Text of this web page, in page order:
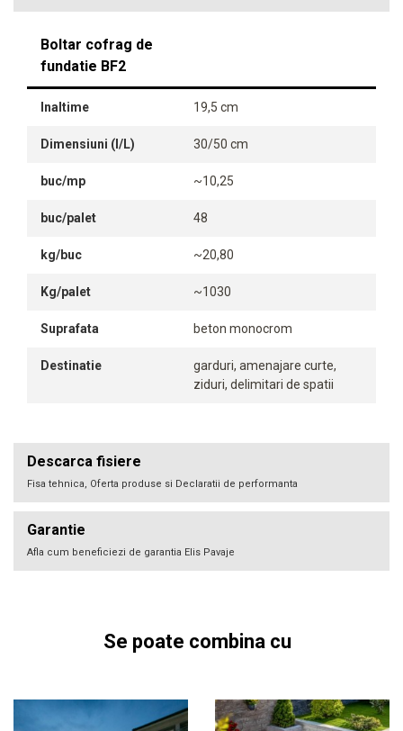
Boltar cofrag de
fundatie BF2
Inaltime 19,5 cm
Dimensiuni (l/L) 30/50 cm
buc/mp ~10,25
buc/palet 48
kg/buc ~20,80
Kg/palet ~1030
Suprafata beton monocrom
Destinatie
garduri, amenajare curte,
ziduri, delimitari de spatii
Descarca fisiere
Fisa tehnica, Oferta produse si Declaratii de performanta
Garantie
Afla cum beneficiezi de garantia Elis Pavaje
Se poate combina cu